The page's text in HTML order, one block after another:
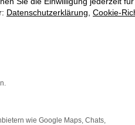
die Seite in einem anderen
Datenschutzerklärung Cookie-
wie Google Maps, Chats,